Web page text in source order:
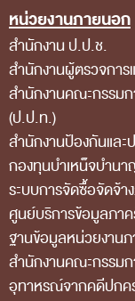
ข้อมูลสาระสำคัญใ
การรายงานผลกา
พัสดุ
การประเมิน ITA
ศูนย์ข้อมูลข่าวสารข
การป้องกันการทุจริ
การส่งเสริมความโป
การเปิดโอกาสให้เกิ
การขับเคลื่อนจริยธ
หน่วยงานภายนอก
สำนักงาน ป.ป.ช.
สำนักงานผู้ตรวจกา
สำนักงานคณะกรรม
(ป.ป.ท.)
สำนักงานป้องกันและ
กองทุนบำเหน็จบำนา
ระบบการจัดซื้อจัดจ้า
ศูนย์บริการข้อมูลภา
ฐานข้อมูลหน่วยงาน
สํานักงานคณะกรรม
อุทาหรณ์จากคดีปกค